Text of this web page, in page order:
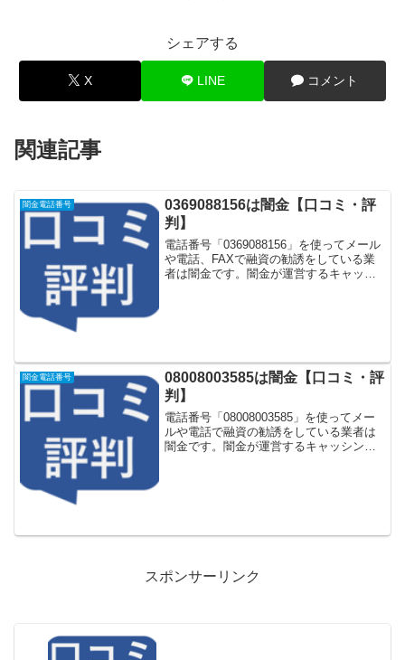
シェアする
X LINE コメント
関連記事
闇金電話番号
0369088156は闇金【口コミ・評
判】
電話番号「0369088156」を使ってメール
や電話、FAXで融資の勧誘をしている業
者は闇金です。闇金が運営するキャッシ
闇金電話番号
08008003585は闇金【口コミ・評
判】
電話番号「08008003585」を使ってメー
ルや電話で融資の勧誘をしている業者は
闇金です。闇金が運営するキャッシング
スポンサーリンク